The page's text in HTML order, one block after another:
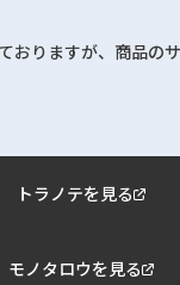
おりますが、商品の
トラノテを見る
モノタロウを見る